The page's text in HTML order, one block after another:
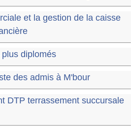
et la gestion de la caisse
diplomés
des admis à M'bour
DTP terrassement succursale